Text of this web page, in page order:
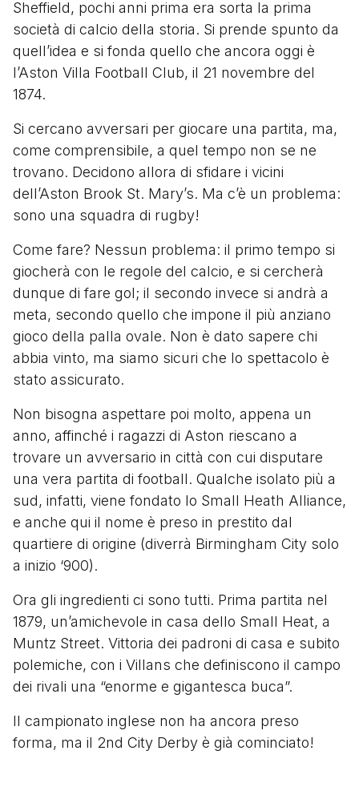
Sheffield, pochi anni prima era sorta la prima
società di calcio della storia. Si prende spunto da
quell’idea e si fonda quello che ancora oggi è
l’Aston Villa Football Club, il 21 novembre del
1874.
Si cercano avversari per giocare una partita, ma,
come comprensibile, a quel tempo non se ne
trovano. Decidono allora di sfidare i vicini
dell’Aston Brook St. Mary’s. Ma c’è un problema:
sono una squadra di rugby!
Come fare? Nessun problema: il primo tempo si
giocherà con le regole del calcio, e si cercherà
dunque di fare gol; il secondo invece si andrà a
meta, secondo quello che impone il più anziano
gioco della palla ovale. Non è dato sapere chi
abbia vinto, ma siamo sicuri che lo spettacolo è
stato assicurato.
Non bisogna aspettare poi molto, appena un
anno, affinché i ragazzi di Aston riescano a
trovare un avversario in città con cui disputare
una vera partita di football. Qualche isolato più a
sud, infatti, viene fondato lo Small Heath Alliance,
e anche qui il nome è preso in prestito dal
quartiere di origine (diverrà Birmingham City solo
a inizio ‘900).
Ora gli ingredienti ci sono tutti. Prima partita nel
1879, un’amichevole in casa dello Small Heat, a
Muntz Street. Vittoria dei padroni di casa e subito
polemiche, con i Villans che definiscono il campo
dei rivali una “enorme e gigantesca buca”.
Il campionato inglese non ha ancora preso
forma, ma il 2nd City Derby è già cominciato!